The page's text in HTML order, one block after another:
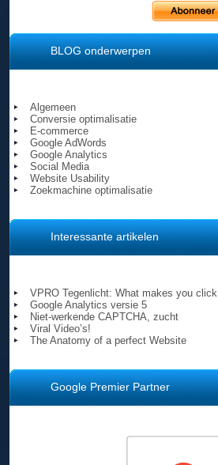
BLOG onderwerpen
Algemeen
Conversie optimalisatie
E-commerce
Google AdWords
Google Analytics
Social Media
Website Usability
Zoekmachine optimalisatie
Interessante artikelen
VPRO Tegenlicht: What makes you click
Google Analytics versie 5
Niet-werkende CAPTCHA, zucht
Viral Video’s!
The Anatomy of a perfect Website
Google Premier Partner